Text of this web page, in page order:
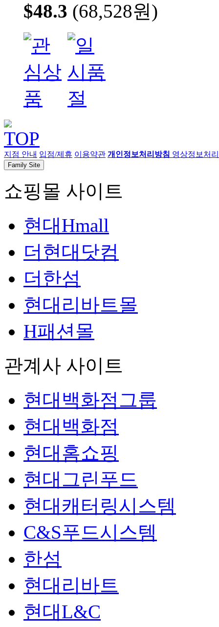
$48.3 (68,528원)
지점 안내 입점/제휴 이용약관 개인정보처리방침 영상정보처
Family Site
쇼핑몰 사이트
현대Hmall
더현대닷컴
더한섬
현대리바트몰
H패션몰
관계사 사이트
현대백화점그룹
현대백화점
현대홈쇼핑
현대그린푸드
현대캐터링시스템
C&S푸드시스템
한섬
현대리바트
현대L&C